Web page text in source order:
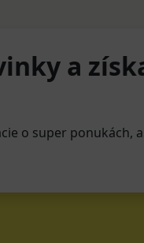
a
o super ponukách,